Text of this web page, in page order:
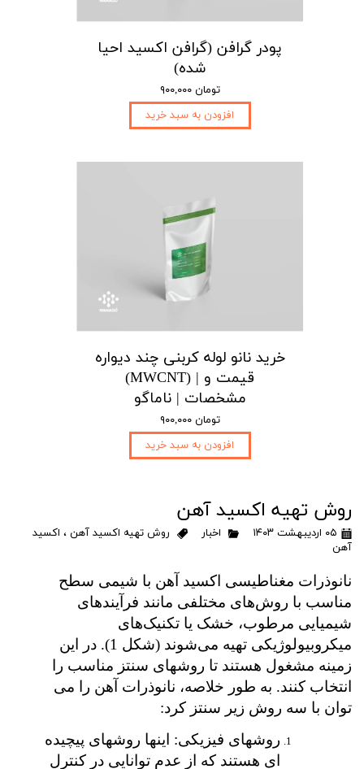
روش تهیه اکسید آهن
۰۵ اردیبهشت ۱۴۰۳ اخبار روش تهیه اکسید آهن ، اکسید
آهن
نانوذرات مغناطیسی اکسید آهن با شیمی سطح
مناسب با روش‌های مختلفی مانند فرآیندهای
شیمیایی مرطوب، خشک یا تکنیک‌های
میکروبیولوژیکی تهیه می‌شوند (شکل 1). در این
زمینه مشغول هستند تا روشهای سنتز مناسب را
انتخاب کنند. به طور خلاصه، نانوذرات آهن را می
توان با سه روش زیر سنتز کرد:
روشهای فیزیکی: اینها روشهای پیچیده
ای هستند که از عدم توانایی در کنترل
پودر گرافن (گرافن اکسید احیا
شده)
۹۰۰,۰۰۰ تومان
افزودن به سبد خرید
خرید نانو لوله کربنی چند دیواره
(MWCNT) | قیمت و
مشخصات | ناماگو
۹۰۰,۰۰۰ تومان
افزودن به سبد خرید